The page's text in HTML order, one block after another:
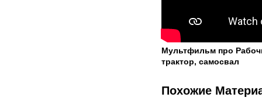
Мультфильм про
трактор, самосвал
Похожие